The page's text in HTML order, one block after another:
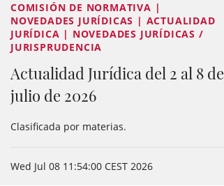
COMISIÓN DE NORMATIVA |
NOVEDADES JURÍDICAS | ACTUALIDAD
JURÍDICA | NOVEDADES JURÍDICAS /
JURISPRUDENCIA
Actualidad Jurídica del 2 al 8 de
julio de 2026
Clasificada por materias.
Wed Jul 08 11:54:00 CEST 2026